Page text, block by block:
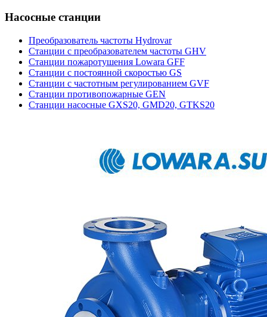
Насосные станции
Преобразователь частоты Hydrovar
Станции с преобразователем частоты GHV
Станции пожаротушения Lowara GFF
Станции с постоянной скоростью GS
Станции с частотным регулированием GVF
Станции противопожарные GEN
Станции насосные GXS20, GMD20, GTKS20